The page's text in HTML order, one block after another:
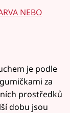
NEBO
je podle
za
prostředků
dobu jsou